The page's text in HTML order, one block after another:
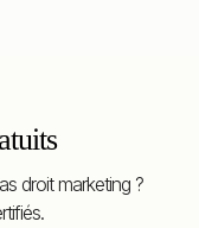
droit marketing ?